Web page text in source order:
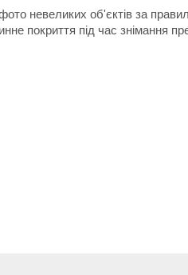
невеликих об'єктів за
покриття під час знімання